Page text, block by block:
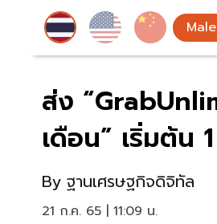
ส่ง
เดือน” เริ่มต้น
By ฐานเศรษฐกิจดิจิทัล
21 ก.ค. 65 | 11:09 น.